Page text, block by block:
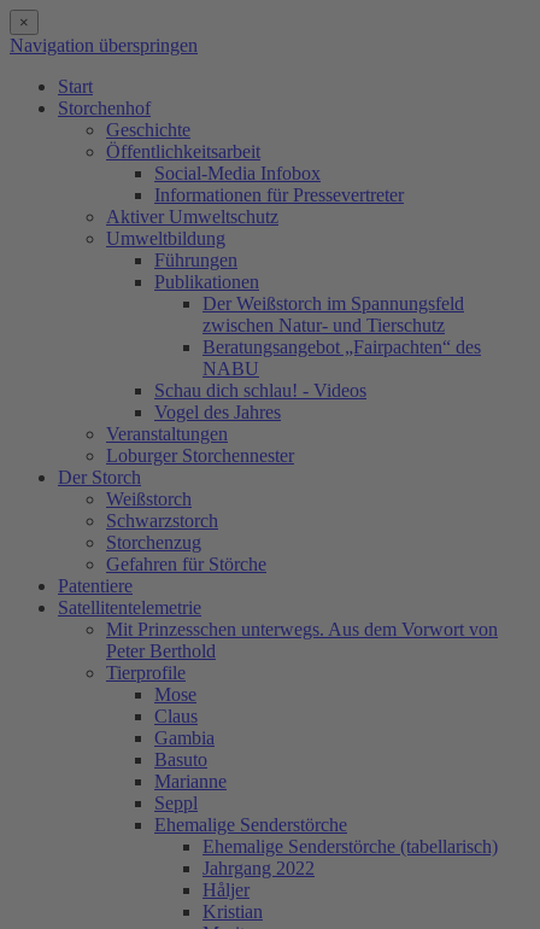
×
Navigation überspringen
Start
Storchenhof
Geschichte
Öffentlichkeitsarbeit
Social-Media Infobox
Informationen für Pressevertreter
Aktiver Umweltschutz
Umweltbildung
Führungen
Publikationen
Der Weißstorch im Spannungsfeld
zwischen Natur- und Tierschutz
Beratungsangebot „Fairpachten“ des
NABU
Schau dich schlau! - Videos
Vogel des Jahres
Veranstaltungen
Loburger Storchennester
Der Storch
Weißstorch
Schwarzstorch
Storchenzug
Gefahren für Störche
Patentiere
Satellitentelemetrie
Mit Prinzesschen unterwegs. Aus dem Vorwort von
Peter Berthold
Tierprofile
Mose
Claus
Gambia
Basuto
Marianne
Seppl
Ehemalige Senderstörche
Ehemalige Senderstörche (tabellarisch)
Jahrgang 2022
Håljer
Kristian